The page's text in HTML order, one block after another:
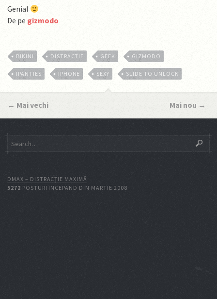
Genial
De pe gizmodo
BIKINI DISTRACTIE GEEK GIZMODO
IPANTIES IPHONE SEXY SLIDE TO UNLOCK
← Mai vechi Mai nou →
DMAX – DISTRACŢIE MAXIMĂ
5272 POSTURI INCEPAND DIN MARTIE 2008